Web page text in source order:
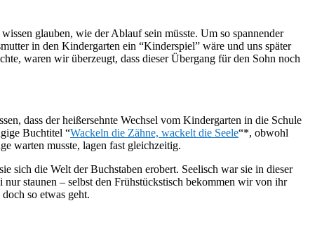
glauben, wie der Ablauf sein müsste. Um so spannender
in den Kindergarten ein “Kinderspiel” wäre und uns später
waren wir überzeugt, dass dieser Übergang für den Sohn noch
dass der heißersehnte Wechsel vom Kindergarten in die Schule
Buchtitel “Wackeln die Zähne, wackelt die Seele“*, obwohl
warten musste, lagen fast gleichzeitig.
sich die Welt der Buchstaben erobert. Seelisch war sie in dieser
staunen – selbst den Frühstückstisch bekommen wir von ihr
so etwas geht.